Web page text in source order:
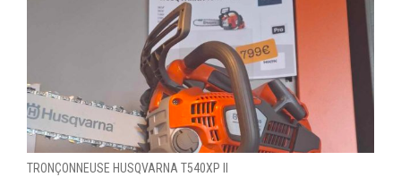
TRONÇONNEUSE HUSQVARNA T540XP II